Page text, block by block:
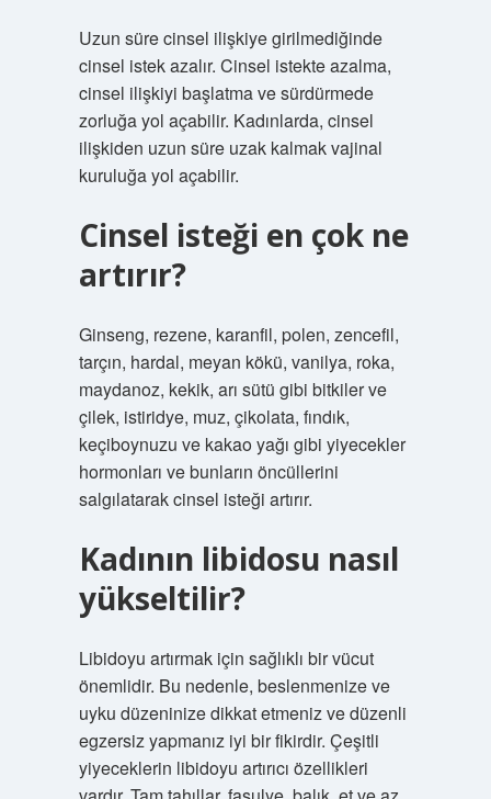
Uzun süre cinsel ilişkiye girilmediğinde
cinsel istek azalır. Cinsel istekte azalma,
cinsel ilişkiyi başlatma ve sürdürmede
zorluğa yol açabilir. Kadınlarda, cinsel
ilişkiden uzun süre uzak kalmak vajinal
kuruluğa yol açabilir.
Cinsel isteği en çok ne
artırır?
Ginseng, rezene, karanfil, polen, zencefil,
tarçın, hardal, meyan kökü, vanilya, roka,
maydanoz, kekik, arı sütü gibi bitkiler ve
çilek, istiridye, muz, çikolata, fındık,
keçiboynuzu ve kakao yağı gibi yiyecekler
hormonları ve bunların öncüllerini
salgılatarak cinsel isteği artırır.
Kadının libidosu nasıl
yükseltilir?
Libidoyu artırmak için sağlıklı bir vücut
önemlidir. Bu nedenle, beslenmenize ve
uyku düzeninize dikkat etmeniz ve düzenli
egzersiz yapmanız iyi bir fikirdir. Çeşitli
yiyeceklerin libidoyu artırıcı özellikleri